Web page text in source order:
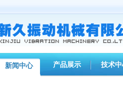
新闻中心 产品展示 技术